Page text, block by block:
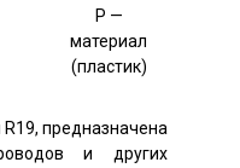
P —
материал
(пластик)
предназначена
и других